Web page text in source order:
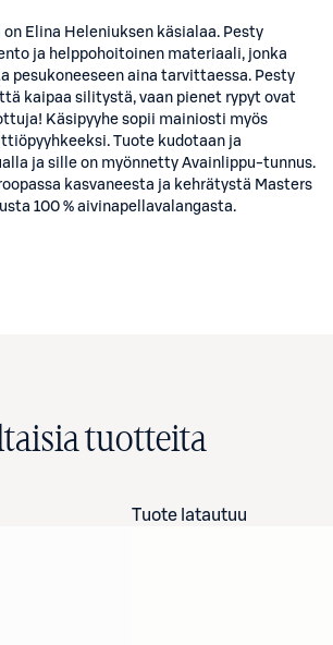
on Elina Heleniuksen käsialaa. Pesty
ja helppohoitoinen materiaali, jonka
pesukoneeseen aina tarvittaessa. Pesty
kaipaa silitystä, vaan pienet rypyt ovat
Käsipyyhe sopii mainiosti myös
Tuote kudotaan ja
ja sille on myönnetty Avainlippu-tunnus.
kasvaneesta ja kehrätystä Masters
100 % aivinapellavalangasta.
tuotteita
Tuote latautuu